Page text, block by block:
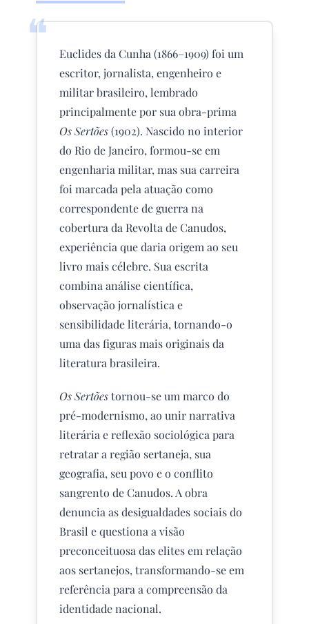
❝
Euclides da Cunha (1866–1909) foi um
escritor, jornalista, engenheiro e
militar brasileiro, lembrado
principalmente por sua obra-prima
Os Sertões(1902). Nascido no interior
do Rio de Janeiro, formou-se em
engenharia militar, mas sua carreira
foi marcada pela atuação como
correspondente de guerra na
cobertura da Revolta de Canudos,
experiência que daria origem ao seu
livro mais célebre. Sua escrita
combina análise científica,
observação jornalística e
sensibilidade literária, tornando-o
uma das figuras mais originais da
literatura brasileira.
Os Sertõestornou-se um marco do
pré-modernismo, ao unir narrativa
literária e reflexão sociológica para
retratar a região sertaneja, sua
geografia, seu povo e o conflito
sangrento de Canudos. A obra
denuncia as desigualdades sociais do
Brasil e questiona a visão
preconceituosa das elites em relação
aos sertanejos, transformando-se em
referência para a compreensão da
identidade nacional.